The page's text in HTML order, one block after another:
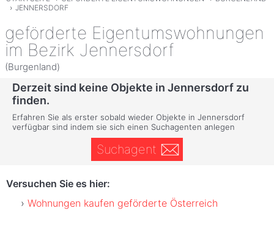
› JENNERSDORF
geförderte Eigentumswohnungen
im Bezirk Jennersdorf
(Burgenland)
Derzeit sind keine Objekte in Jennersdorf zu
finden.
Erfahren Sie als erster sobald wieder Objekte in Jennersdorf
verfügbar sind indem sie sich einen Suchagenten anlegen
Suchagent
Versuchen Sie es hier:
Wohnungen kaufen geförderte Österreich